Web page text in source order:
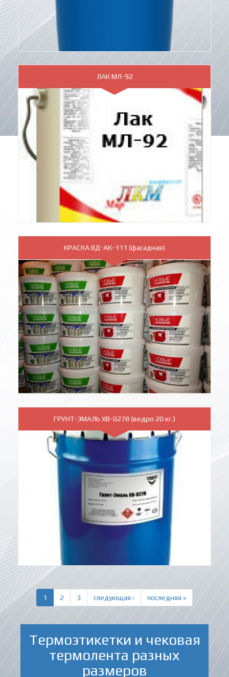
ЛАК МЛ-92
КРАСКА ВД-АК-111 (фасадная)
ГРУНТ-ЭМАЛЬ ХВ-0278 (ведро 20 кг.)
1 2 3 следующая › последняя »
Термоэтикетки и чековая
термолента разных
размеров